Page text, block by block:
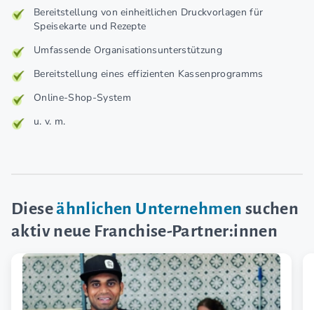
Bereitstellung von einheitlichen Druckvorlagen für
Speisekarte und Rezepte
Umfassende Organisationsunterstützung
Bereitstellung eines effizienten Kassenprogramms
Online-Shop-System
u. v. m.
Dieseähnlichen Unternehmen suchen
aktiv neue Franchise-Partner:innen